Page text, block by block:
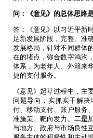
问：《意见》的总体思路
答：《意见》以习近平新
足新发展阶段，完整、准
发展格局，针对不同群体
在的堵点，弥合数字鸿沟
体系，为老年人、外籍来
捷的支付服务。
《意见》起草过程中，主
问题导向，实抓实干解
付、移动支付、账户服务
准施策、靶向发力。 二是
与地方、政府与市场良性